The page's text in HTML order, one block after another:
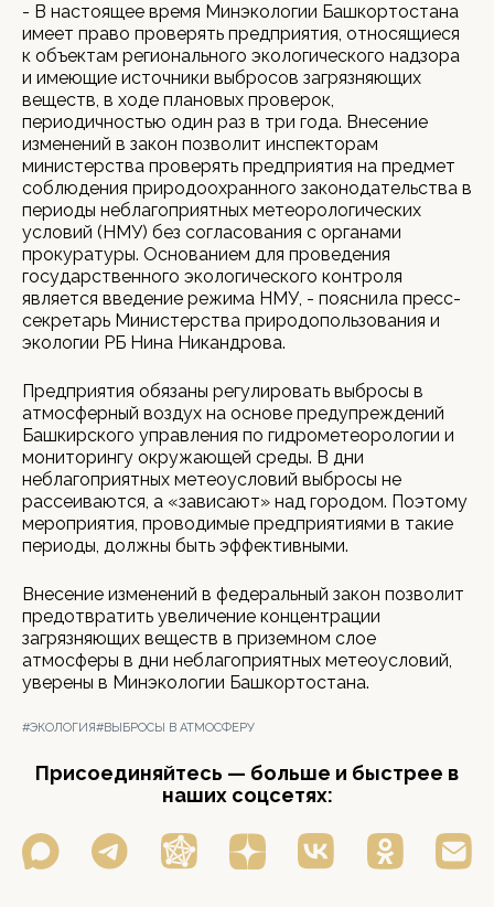
- В настоящее время Минэкологии Башкортостана
имеет право проверять предприятия, относящиеся
к объектам регионального экологического надзора
и имеющие источники выбросов загрязняющих
веществ, в ходе плановых проверок,
периодичностью один раз в три года. Внесение
изменений в закон позволит инспекторам
министерства проверять предприятия на предмет
соблюдения природоохранного законодательства в
периоды неблагоприятных метеорологических
условий (НМУ) без согласования с органами
прокуратуры. Основанием для проведения
государственного экологического контроля
является введение режима НМУ, - пояснила пресс-
секретарь Министерства природопользования и
экологии РБ Нина Никандрова.
Предприятия обязаны регулировать выбросы в
атмосферный воздух на основе предупреждений
Башкирского управления по гидрометеорологии и
мониторингу окружающей среды. В дни
неблагоприятных метеоусловий выбросы не
рассеиваются, а «зависают» над городом. Поэтому
мероприятия, проводимые предприятиями в такие
периоды, должны быть эффективными.
Внесение изменений в федеральный закон позволит
предотвратить увеличение концентрации
загрязняющих веществ в приземном слое
атмосферы в дни неблагоприятных метеоусловий,
уверены в Минэкологии Башкортостана.
#ЭКОЛОГИЯ#ВЫБРОСЫ В АТМОСФЕРУ
Присоединяйтесь — больше и быстрее в
наших соцсетях: